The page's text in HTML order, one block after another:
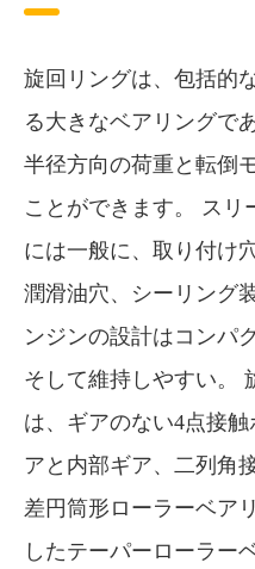
旋回リングは、包括的
る大きなベアリングで
半径方向の荷重と転倒
ことができます。 スリ
には一般に、取り付け
潤滑油穴、シーリング
ンジンの設計はコンパ
そして維持しやすい。
は、ギアのない4点接
アと内部ギア、二列角
差円筒形ローラーベア
したテーパーローラー